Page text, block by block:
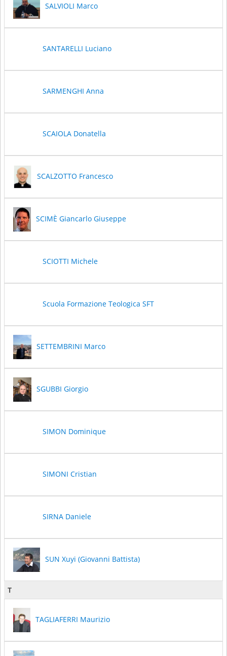
SALVIOLI Marco
SANTARELLI Luciano
SARMENGHI Anna
SCAIOLA Donatella
SCALZOTTO Francesco
SCIMÈ Giancarlo Giuseppe
SCIOTTI Michele
Scuola Formazione Teologica SFT
SETTEMBRINI Marco
SGUBBI Giorgio
SIMON Dominique
SIMONI Cristian
SIRNA Daniele
SUN Xuyi (Giovanni Battista)
T
TAGLIAFERRI Maurizio